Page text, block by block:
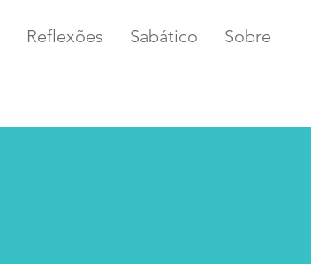
Reflexões Sabático Sobre